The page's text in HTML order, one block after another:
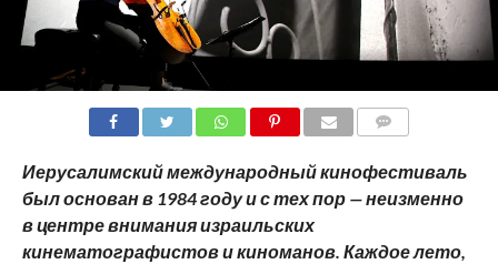
Иерусалимский международный кинофестиваль
был основан в 1984 году и с тех пор — неизменно
в центре внимания израильских
кинематографистов и киноманов. Каждое лето,